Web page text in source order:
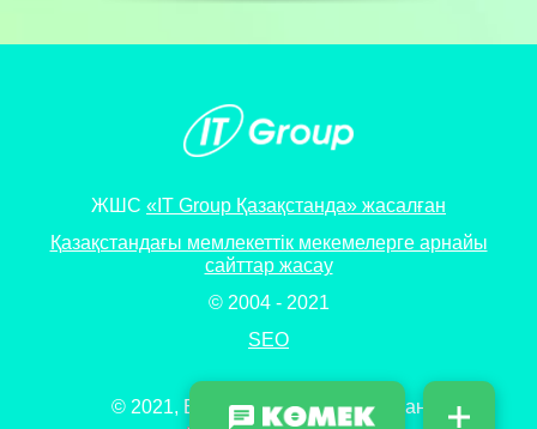
ЖШС «IT Group Қазақстанда» жасалған
Қазақстандағы мемлекеттік мекемелерге арнайы
сайттар жасау
© 2004 - 2021
SEO
© 2021, Барлық құқықтар сақталған